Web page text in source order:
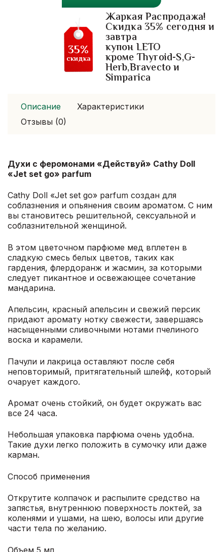
«Действуй»
Жаркая Распродажа!
Скидка 35% сегодня и
завтра
купон LETO
кроме Thyroid-S,G-
Herb,Bravecto и
Simparica
35%
скидка
Описание
Характеристики
Отзывы (0)
Духи с феромонами «Действуй» Cathy Doll
«Jet set go» parfum
Cathy Doll «Jet set go» parfum создан для
соблазнения и опьянения своим ароматом. С ним
вы становитесь решительной, сексуальной и
соблазнительной женщиной.
В этом цветочном парфюме мед вплетен в
сладкую смесь белых цветов, таких как
гардения, флердоранж и жасмин, за которыми
следует пикантное и освежающее сочетание
мандарина.
Апельсин, красный апельсин и свежий персик
придают аромату нотку свежести, завершаясь
насыщенными сливочными нотами пчелиного
воска и карамели.
Пачули и лакрица оставляют после себя
неповторимый, притягательный шлейф, который
очарует каждого.
Аромат очень стойкий, он будет окружать вас
все 24 часа.
Небольшая упаковка парфюма очень удобна.
Такие духи легко положить в сумочку или даже
карман.
Способ применения
Открутите колпачок и распылите средство на
запястья, внутреннюю поверхность локтей, за
коленями и ушами, на шею, волосы или другие
части тела по желанию.
Объем 5 мл